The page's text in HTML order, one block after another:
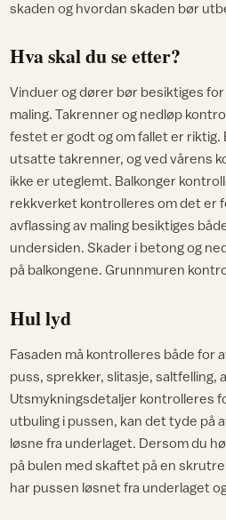
skaden og hvordan skaden bør
Hva skal du se etter?
Vinduer og dører bør besiktiges for
maling. Takrenner og nedløp
festet er godt og om fallet er riktig.
utsatte takrenner, og ved vårens
ikke er uteglemt. Balkonger
rekkverket kontrolleres om det er
avflassing av maling besiktiges
undersiden. Skader i betong og
på balkongene. Grunnmuren
Hul lyd
Fasaden må kontrolleres både for
puss, sprekker, slitasje, saltfelling,
Utsmykningsdetaljer kontrolleres
utbuling i pussen, kan det tyde på
løsne fra underlaget. Dersom du
på bulen med skaftet på en
har pussen løsnet fra underlaget